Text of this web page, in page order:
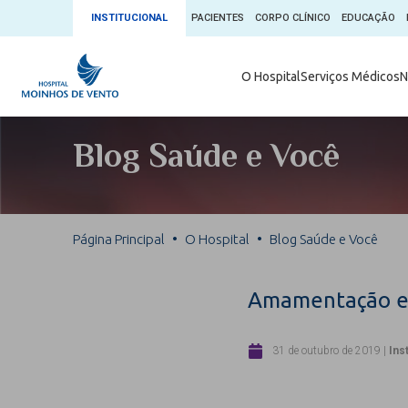
INSTITUCIONAL PACIENTES CORPO CLÍNICO EDUCAÇÃO
O HospitalServiços Médicos
Serviços Médicos
Núcleos e Especialidades
Fale com o Moinhos
Ambulatório
Comitê de
Doação de
Escritório
Blog Saúde e Você
Página Principal O Hospital Blog Saúde e Você
Amamentação
31 de outubro de 2019